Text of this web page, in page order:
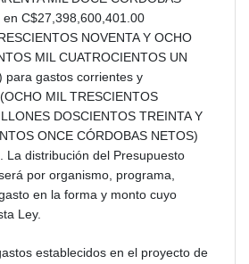
C$27,398,600,401.00
NOVENTA Y OCHO
MIL CUATROCIENTOS UN
para gastos corrientes y
MIL TRESCIENTOS
DOSCIENTOS TREINTA Y
ONCE CÓRDOBAS NETOS)
La distribución del Presupuesto
por organismo, programa,
en la forma y monto cuyo
Ley.
establecidos en el proyecto de